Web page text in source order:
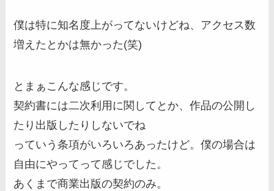
僕は特に知名度上がってないけどね、アクセス数
増えたとかは無かった(笑)
とまぁこんな感じです。
契約書には二次利用に関してとか、作品の公開し
たり出版したりしないでね
っていう条項がいろいろあったけど。僕の場合は
自由にやってって感じでした。
あくまで商業出版の契約のみ。